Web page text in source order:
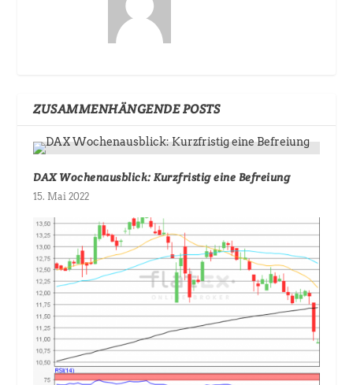
ZUSAMMENHÄNGENDE POSTS
DAX Wochenausblick: Kurzfristig eine Befreiung
15. Mai 2022